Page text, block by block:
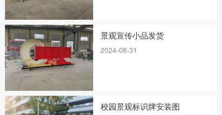
景观宣传小品发货
2024-08-31
校园景观标识牌安装图